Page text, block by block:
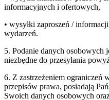
informacyjnych i ofertowych,
• wysyłki zaproszeń /
wydarzeń.
5. Podanie danych osobowych
niezbędne do przesyłania
6. Z zastrzeżeniem
przepisów prawa, posiadają
Swoich danych osobowych